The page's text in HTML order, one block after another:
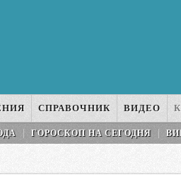
СПРАВОЧНИК ВИДЕО
ГОРОСКОП НA СEГОДНЯ